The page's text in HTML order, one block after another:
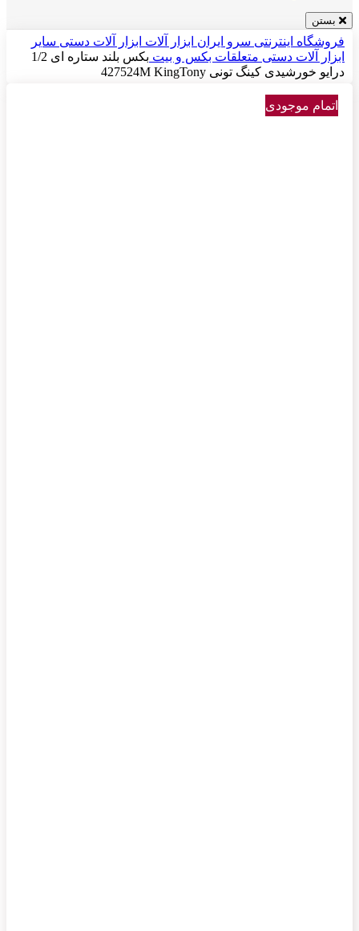
بستن
فروشگاه اینترنتی سرو ایران ابزار آلات ابزار آلات دستی سایر
ابزار آلات دستی متعلقات بکس و بیت
بکس بلند ستاره ای 1/2
درایو خورشیدی کینگ تونی 427524M KingTony
اتمام موجودی